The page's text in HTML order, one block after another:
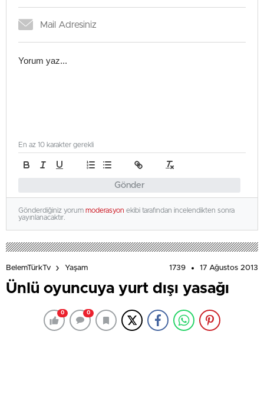
Gönder
En az 10 karakter gerekli
Gönderdiğiniz yorum moderasyon ekibi tarafından incelendikten sonra
yayınlanacaktır.
BelemTürkTv Yaşam 1739 17 Ağustos 2013
Ünlü oyuncuya yurt dışı yasağı
0 0